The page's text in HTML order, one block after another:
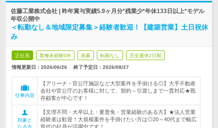
佐藤工業株式会社 | 昨年賞与実績5.9ヶ月分*残業少*年休133日以上*モデル
年収公開中
＜転勤なし＆地域限定募集＞経験者歓迎！【建築営業】土日祝休
み
正社員 業種未経験OK 急募 転勤なし 完全週休2日制
情報更新日：2026/06/26 終了予定日： 2026/08/27
仕事内容
【アリーナ・官公庁施設など大型案件を手掛ける◎】大手不動産
会社や官公庁のお客様に対して、契約～引渡しまで一貫対応★既
存顧客が中心です！
対象と
なる方
【文理不問・大卒以上・要普免・営業経験のある方】★法人営業
経験者は歓迎！大規模案件を手掛けたい方は◎20～40代まで幅広
世代の社員が活躍中です！